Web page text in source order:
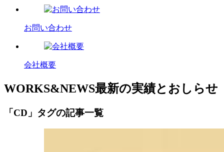
お問い合わせ
会社概要
WORKS&NEWS最新の実績とおしらせ
「CD」タグの記事一覧